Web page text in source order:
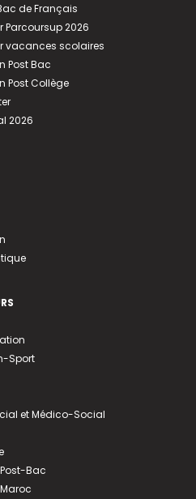
de Français
Parcoursup 2026
vacances scolaires
Post Bac
Post Collège
2026
Sport
et Médico-Social
Bac